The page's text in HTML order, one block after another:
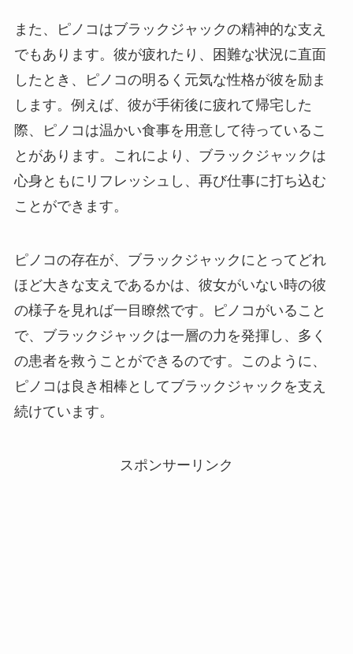
また、ピノコはブラックジャックの精神的な支え
でもあります。彼が疲れたり、困難な状況に直面
したとき、ピノコの明るく元気な性格が彼を励ま
します。例えば、彼が手術後に疲れて帰宅した
際、ピノコは温かい食事を用意して待っているこ
とがあります。これにより、ブラックジャックは
心身ともにリフレッシュし、再び仕事に打ち込む
ことができます。
ピノコの存在が、ブラックジャックにとってどれ
ほど大きな支えであるかは、彼女がいない時の彼
の様子を見れば一目瞭然です。ピノコがいること
で、ブラックジャックは一層の力を発揮し、多く
の患者を救うことができるのです。このように、
ピノコは良き相棒としてブラックジャックを支え
続けています。
スポンサーリンク